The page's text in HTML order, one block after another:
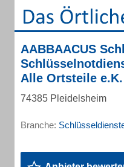
AABBAACUS
Alle Ortsteile
74385 Pleidelsheim
Branche: